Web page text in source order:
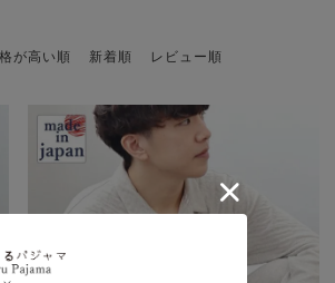
が高い順 新着順 レビュー順